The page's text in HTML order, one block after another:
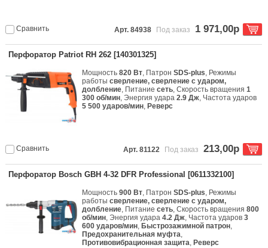
Сравнить Арт. 84938 Под заказ 1 971,00р
Перфоратор Patriot RH 262 [140301325]
Мощность820 Вт, ПатронSDS-plus, Режимы
работысверление, сверление с ударом,
долбление, Питаниесеть, Скорость вращения1
300 об/мин, Энергия удара2.9 Дж, Частота ударов
5 500 ударов/мин, Реверс
Сравнить Арт. 81122 Под заказ 213,00р
Перфоратор Bosch GBH 4-32 DFR Professional [0611332100]
Мощность900 Вт, ПатронSDS-plus, Режимы
работысверление, сверление с ударом,
долбление, Питаниесеть, Скорость вращения800
об/мин, Энергия удара4.2 Дж, Частота ударов3
600 ударов/мин, Быстрозажимной патрон,
Предохранительная муфта,
Противовибрационная защита, Реверс